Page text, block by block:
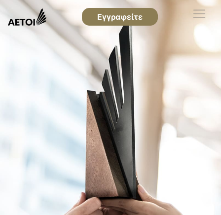
Εγγραφείτε